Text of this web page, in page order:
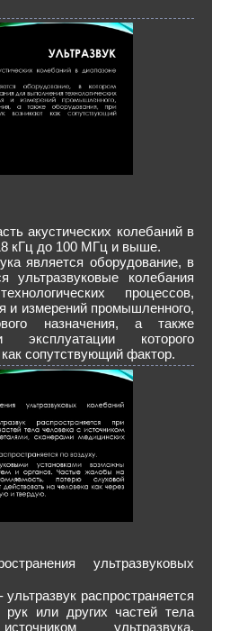
акустических колебаний в
кГц до 100 МГц и выше.
является оборудование, в
ультразвуковые колебания
процессов,
и измерений промышленного,
назначения, а также
эксплуатации которого
как сопутствующий фактор.
ультразвуковых
распространяется
рук или других частей тела
ультразвука,